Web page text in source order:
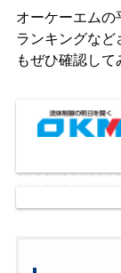
オーケーエム
ランキングな
もぜひ確認して